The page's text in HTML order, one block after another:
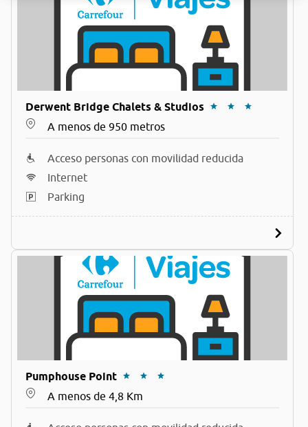
Derwent Bridge Chalets & Studios
A menos de 950 metros
Acceso personas con movilidad reducida
Internet
Parking
Pumphouse Point
A menos de 4,8 Km